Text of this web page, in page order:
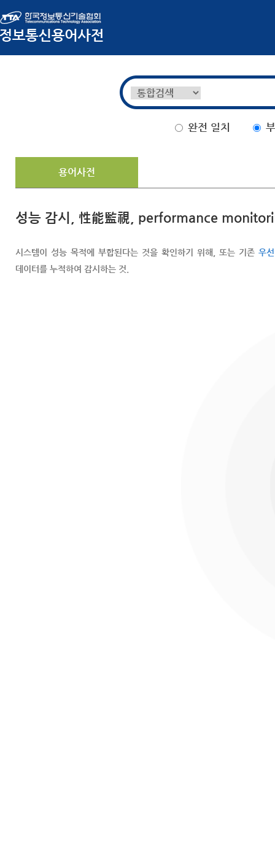
완전 일치
용어사전
성능 감시, 性能監視, performance
시스템이 성능 목적에 부합된다는 것을 확인하기 위해, 또는 기존 우
데이터를 누적하여 감시하는 것.